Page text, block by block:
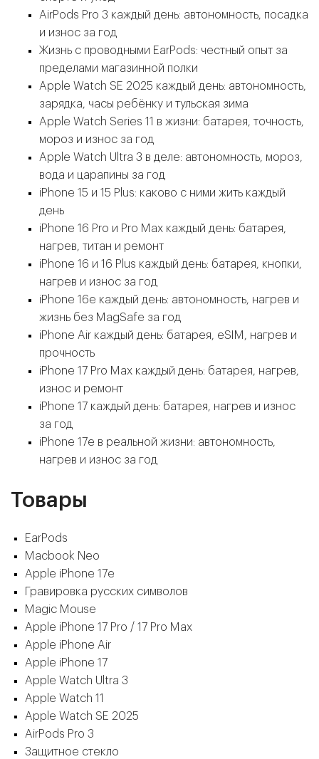
AirPods Pro 3 каждый день: автономность, посадка
и износ за год
Жизнь с проводными EarPods: честный опыт за
пределами магазинной полки
Apple Watch SE 2025 каждый день: автономность,
зарядка, часы ребёнку и тульская зима
Apple Watch Series 11 в жизни: батарея, точность,
мороз и износ за год
Apple Watch Ultra 3 в деле: автономность, мороз,
вода и царапины за год
iPhone 15 и 15 Plus: каково с ними жить каждый
день
iPhone 16 Pro и Pro Max каждый день: батарея,
нагрев, титан и ремонт
iPhone 16 и 16 Plus каждый день: батарея, кнопки,
нагрев и износ за год
iPhone 16e каждый день: автономность, нагрев и
жизнь без MagSafe за год
iPhone Air каждый день: батарея, eSIM, нагрев и
прочность
iPhone 17 Pro Max каждый день: батарея, нагрев,
износ и ремонт
iPhone 17 каждый день: батарея, нагрев и износ
за год
iPhone 17e в реальной жизни: автономность,
нагрев и износ за год
Товары
EarPods
Macbook Neo
Apple iPhone 17e
Гравировка русских символов
Magic Mouse
Apple iPhone 17 Pro / 17 Pro Max
Apple iPhone Air
Apple iPhone 17
Apple Watch Ultra 3
Apple Watch 11
Apple Watch SE 2025
AirPods Pro 3
Защитное стекло